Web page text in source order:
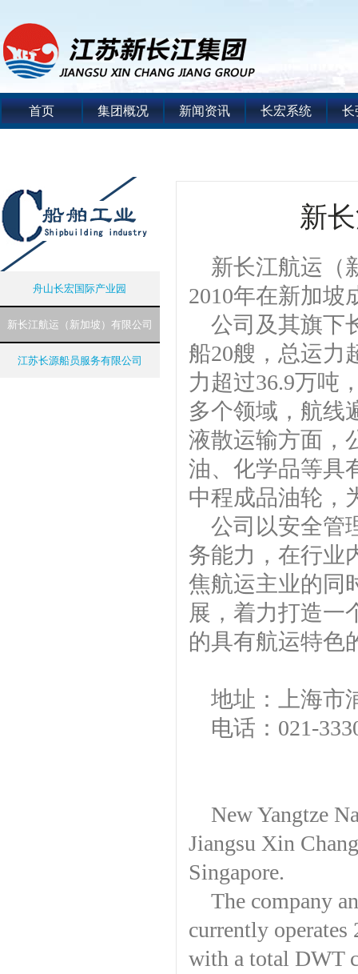
首页 集团概况 新闻资讯 长宏系统 长
舟山长宏国际产业园
新长江航运（新加坡）有限公司
江苏长源船员服务有限公司
新
新长江航运（
2010年在新加坡
公司及其旗下
船20艘，总运力
力超过36.9万吨
多个领域，航线
液散运输方面，
油、化学品等具
中程成品油轮，
公司以安全管
务能力，在行业
焦航运主业的同
展，着力打造一
的具有航运特色
地址：上海市
电话：021-
New Yangtze
Jiangsu Xin
Singapore.
The company
currently operates
with a total DWT